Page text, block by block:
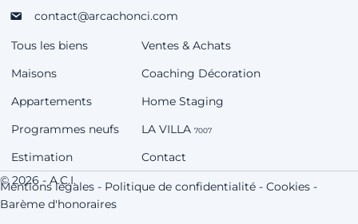
contact@arcachonci.com
Tous les biens
Maisons
Appartements
Programmes neufs
Estimation
Ventes & Achats
Coaching Décoration
Home Staging
LA VILLA 7007
Contact
Mentions légales - Politique de confidentialité - Cookies -
Barème d'honoraires
© 2026 - A.C.I.